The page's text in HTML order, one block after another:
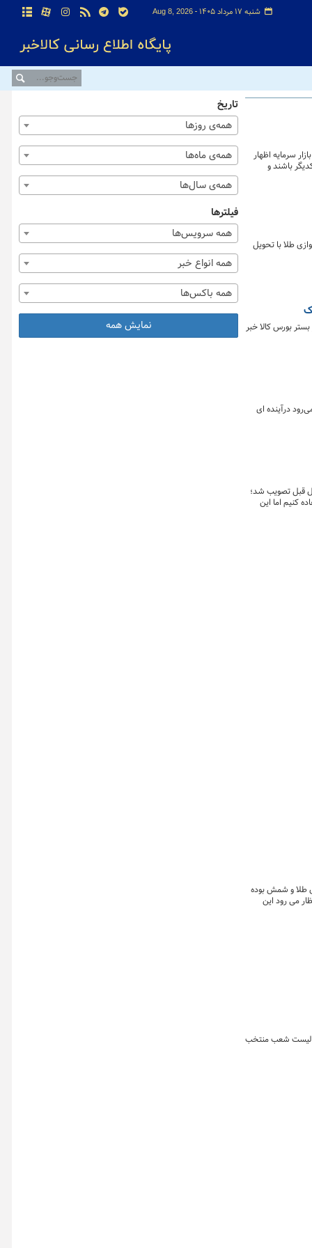
شنبه ۱۷ مرداد ۱۴۰۵ - Aug 8, 2026
سرمایه اظهار
باشند و
طلا با تحویل
بار در بستر بورس کالا خبر
درآینده ای
قبل تصویب شد؛
کنیم اما این
طلا و شمش بوده
می رود این
لیست شعب منتخب
تاریخ
همه‌ی روزها
همه‌ی ماه‌ها
همه‌ی سال‌ها
فیلترها
همه سرویس‌ها
همه انواع خبر
همه باکس‌ها
نمایش همه